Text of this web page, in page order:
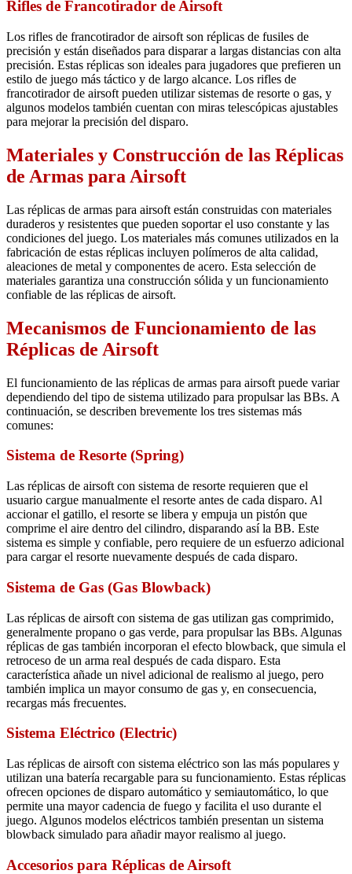
Rifles de Francotirador de Airsoft
Los rifles de francotirador de airsoft son réplicas de fusiles de
precisión y están diseñados para disparar a largas distancias con alta
precisión. Estas réplicas son ideales para jugadores que prefieren un
estilo de juego más táctico y de largo alcance. Los rifles de
francotirador de airsoft pueden utilizar sistemas de resorte o gas, y
algunos modelos también cuentan con miras telescópicas ajustables
para mejorar la precisión del disparo.
Materiales y Construcción de las Réplicas
de Armas para Airsoft
Las réplicas de armas para airsoft están construidas con materiales
duraderos y resistentes que pueden soportar el uso constante y las
condiciones del juego. Los materiales más comunes utilizados en la
fabricación de estas réplicas incluyen polímeros de alta calidad,
aleaciones de metal y componentes de acero. Esta selección de
materiales garantiza una construcción sólida y un funcionamiento
confiable de las réplicas de airsoft.
Mecanismos de Funcionamiento de las
Réplicas de Airsoft
El funcionamiento de las réplicas de armas para airsoft puede variar
dependiendo del tipo de sistema utilizado para propulsar las BBs. A
continuación, se describen brevemente los tres sistemas más
comunes:
Sistema de Resorte (Spring)
Las réplicas de airsoft con sistema de resorte requieren que el
usuario cargue manualmente el resorte antes de cada disparo. Al
accionar el gatillo, el resorte se libera y empuja un pistón que
comprime el aire dentro del cilindro, disparando así la BB. Este
sistema es simple y confiable, pero requiere de un esfuerzo adicional
para cargar el resorte nuevamente después de cada disparo.
Sistema de Gas (Gas Blowback)
Las réplicas de airsoft con sistema de gas utilizan gas comprimido,
generalmente propano o gas verde, para propulsar las BBs. Algunas
réplicas de gas también incorporan el efecto blowback, que simula el
retroceso de un arma real después de cada disparo. Esta
característica añade un nivel adicional de realismo al juego, pero
también implica un mayor consumo de gas y, en consecuencia,
recargas más frecuentes.
Sistema Eléctrico (Electric)
Las réplicas de airsoft con sistema eléctrico son las más populares y
utilizan una batería recargable para su funcionamiento. Estas réplicas
ofrecen opciones de disparo automático y semiautomático, lo que
permite una mayor cadencia de fuego y facilita el uso durante el
juego. Algunos modelos eléctricos también presentan un sistema
blowback simulado para añadir mayor realismo al juego.
Accesorios para Réplicas de Airsoft